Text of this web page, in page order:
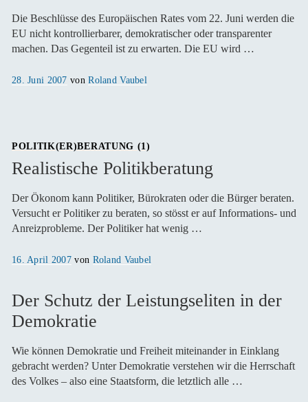
Die Beschlüsse des Europäischen Rates vom 22. Juni werden die
EU nicht kontrollierbarer, demokratischer oder transparenter
machen. Das Gegenteil ist zu erwarten. Die EU wird …
Veröffentlicht
28. Juni 2007 vonRoland Vaubel
POLITIK(ER)BERATUNG (1)
Realistische Politikberatung
Der Ökonom kann Politiker, Bürokraten oder die Bürger beraten.
Versucht er Politiker zu beraten, so stösst er auf Informations- und
Anreizprobleme. Der Politiker hat wenig …
Veröffentlicht
16. April 2007 von Roland Vaubel
Der Schutz der Leistungseliten in der
Demokratie
Wie können Demokratie und Freiheit miteinander in Einklang
gebracht werden? Unter Demokratie verstehen wir die Herrschaft
des Volkes – also eine Staatsform, die letztlich alle …